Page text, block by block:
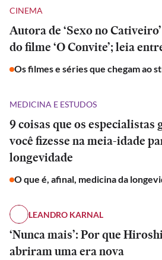
CINEMA
Autora de ‘Sexo no
do filme ‘O Convite’; leia
Os filmes e séries que chegam ao
MEDICINA E ESTUDOS
9 coisas que os especialistas
você fizesse na meia-idade
longevidade
O que é, afinal, medicina da
LEANDRO KARNAL
‘Nunca mais’: Por que
abriram uma era nova